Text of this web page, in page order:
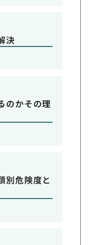
決
のかその理
別危険度と